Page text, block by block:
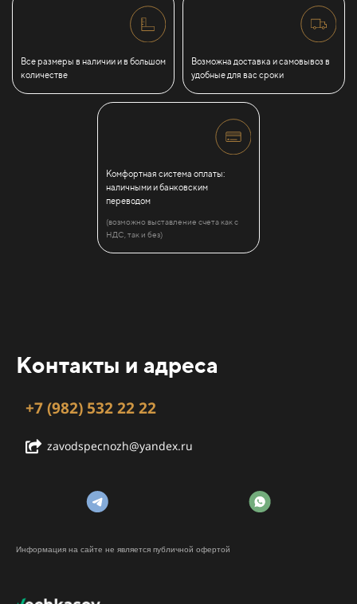
Все размеры в наличии и в большом
количестве
Возможна доставка и самовывоз в
удобные для вас сроки
Комфортная система оплаты:
наличными и банковским
переводом
(возможно выставление счета как с
НДС, так и без)
Контакты и адреса
+7 (982) 532 22 22
zavodspecnozh@yandex.ru
Информация на сайте не является публичной офертой